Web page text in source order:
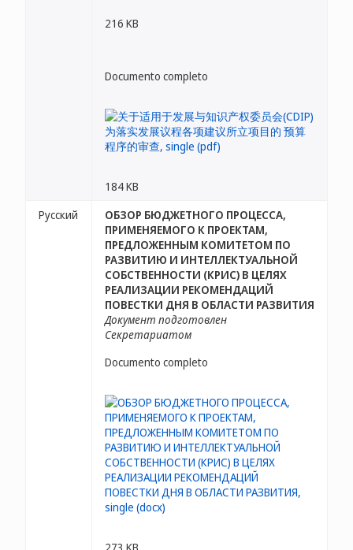
216 KB
Documento completo
184 KB
Русский
ОБЗОР БЮДЖЕТНОГО ПРОЦЕССА,
ПРИМЕНЯЕМОГО К ПРОЕКТАМ,
ПРЕДЛОЖЕННЫМ КОМИТЕТОМ ПО
РАЗВИТИЮ И ИНТЕЛЛЕКТУАЛЬНОЙ
СОБСТВЕННОСТИ (КРИС) В ЦЕЛЯХ
РЕАЛИЗАЦИИ РЕКОМЕНДАЦИЙ
ПОВЕСТКИ ДНЯ В ОБЛАСТИ РАЗВИТИЯ
Документ подготовлен
Секретариатом
Documento completo